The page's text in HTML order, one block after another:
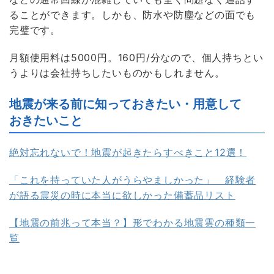
ることができます。しかも、防水や防塵などの面でも
完璧です。
月額使用料は5000円。160円/分なので、個人持ちとい
うよりは会社持ちしたいものかもしれません。
地震が来る前に知っておきたい・用意して
おきたいこと
絶対忘れないで！地震が起きたらすべきこと12選！
「これを持っていた人がうらやましかった」 経験者
が語る震災の時に本当に欲しかった備蓄品リスト
【地震の前兆って本当？】形でわかる地震雲の種類一
覧